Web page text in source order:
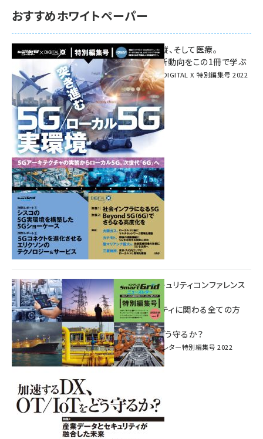
おすすめホワイトペーパー
環境対策、建機の遠隔操縦、そして医療。
次世代通信規格「5G」最新動向をこの1冊で学ぶ
SmartGrid ニューズレター × DIGITAL X 特別編集号 2022
Summer
重要インフラサイバーセキュリティコンファレンス
特別電子版！
― 産業サイバーセキュリティに関わる全ての方
へ！ ―
加速するDX、OT/IoTをどう守るか？
インプレス SmartGridニューズレター特別編集号 2022
Vol.1